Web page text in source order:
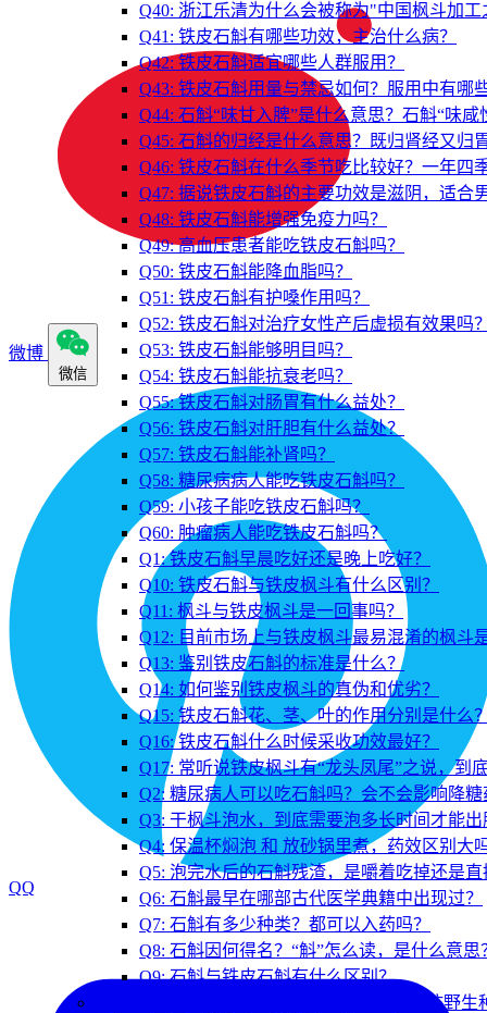
Q40: 浙江乐清为什么会被称为"中国枫斗加
Q41: 铁皮石斛有哪些功效，主治什么病？
Q42: 铁皮石斛适宜哪些人群服用？
Q43: 铁皮石斛用量与禁忌如何？服用中有哪
Q44: 石斛“味甘入脾”是什么意思？石斛“味
Q45: 石斛的归经是什么意思？既归肾经又归
Q46: 铁皮石斛在什么季节吃比较好？一年四
Q47: 据说铁皮石斛的主要功效是滋阴，适合
Q48: 铁皮石斛能增强免疫力吗？
Q49: 高血压患者能吃铁皮石斛吗？
Q50: 铁皮石斛能降血脂吗？
Q51: 铁皮石斛有护嗓作用吗？
Q52: 铁皮石斛对治疗女性产后虚损有效果吗
Q53: 铁皮石斛能够明目吗？
Q54: 铁皮石斛能抗衰老吗？
Q55: 铁皮石斛对肠胃有什么益处？
Q56: 铁皮石斛对肝胆有什么益处？
Q57: 铁皮石斛能补肾吗？
Q58: 糖尿病病人能吃铁皮石斛吗？
Q59: 小孩子能吃铁皮石斛吗？
Q60: 肿瘤病人能吃铁皮石斛吗？
Q1: 铁皮石斛早晨吃好还是晚上吃好？
Q10: 铁皮石斛与铁皮枫斗有什么区别？
Q11: 枫斗与铁皮枫斗是一回事吗？
Q12: 目前市场上与铁皮枫斗最易混淆的枫斗
Q13: 鉴别铁皮石斛的标准是什么？
Q14: 如何鉴别铁皮枫斗的真伪和优劣？
Q15: 铁皮石斛花、茎、叶的作用分别是什么
Q16: 铁皮石斛什么时候采收功效最好？
Q17: 常听说铁皮枫斗有“龙头凤尾”之说，到
Q2: 糖尿病人可以吃石斛吗？会不会影响降糖
Q3: 干枫斗泡水，到底需要泡多长时间才能出
Q4: 保温杯焖泡 和 放砂锅里煮，药效区别大
Q5: 泡完水后的石斛残渣，是嚼着吃掉还是
Q6: 石斛最早在哪部古代医学典籍中出现过？
Q7: 石斛有多少种类？都可以入药吗？
Q8: 石斛因何得名？“斛”怎么读，是什么意思
Q9: 石斛与铁皮石斛有什么区别？
千万别再迷信野生！纯野生霍山石斛真的比仿野生
微博
微信
QQ